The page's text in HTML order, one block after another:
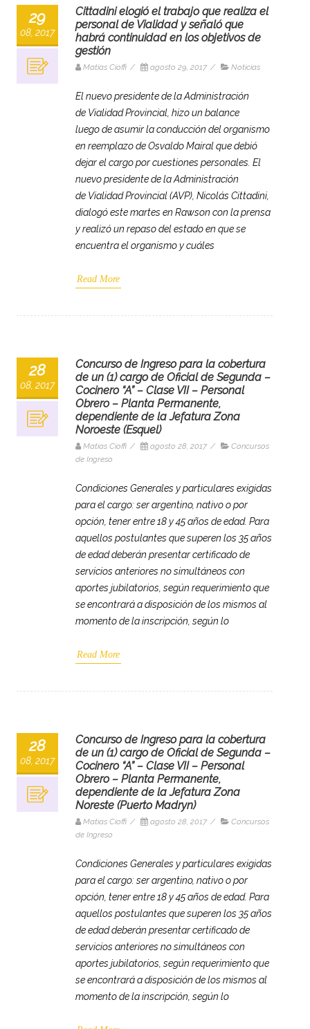
29
08, 2017
Cittadini elogió el trabajo que realiza el
personal de Vialidad y señaló que
habrá continuidad en los objetivos de
gestión
Matias Cioffi / agosto 29, 2017 / Noticias
El nuevo presidente de la Administración
de Vialidad Provincial, hizo un balance
luego de asumir la conducción del organismo
en reemplazo de Osvaldo Mairal que debió
dejar el cargo por cuestiones personales. El
nuevo presidente de la Administración
de Vialidad Provincial (AVP), Nicolás Cittadini,
dialogó este martes en Rawson con la prensa
y realizó un repaso del estado en que se
encuentra el organismo y cuáles
Read More
28
08, 2017
Concurso de Ingreso para la cobertura
de un (1) cargo de Oficial de Segunda –
Cocinero “A” – Clase VII – Personal
Obrero – Planta Permanente,
dependiente de la Jefatura Zona
Noroeste (Esquel)
Matias Cioffi / agosto 28, 2017 /
Concursos
de Ingreso
Condiciones Generales y particulares exigidas
para el cargo: ser argentino, nativo o por
opción, tener entre 18 y 45 años de edad. Para
aquellos postulantes que superen los 35 años
de edad deberán presentar certificado de
servicios anteriores no simultáneos con
aportes jubilatorios, según requerimiento que
se encontrará a disposición de los mismos al
momento de la inscripción, según lo
Read More
28
08, 2017
Concurso de Ingreso para la cobertura
de un (1) cargo de Oficial de Segunda –
Cocinero “A” – Clase VII – Personal
Obrero – Planta Permanente,
dependiente de la Jefatura Zona
Noreste (Puerto Madryn)
Matias Cioffi / agosto 28, 2017 /
Concursos
de Ingreso
Condiciones Generales y particulares exigidas
para el cargo: ser argentino, nativo o por
opción, tener entre 18 y 45 años de edad. Para
aquellos postulantes que superen los 35 años
de edad deberán presentar certificado de
servicios anteriores no simultáneos con
aportes jubilatorios, según requerimiento que
se encontrará a disposición de los mismos al
momento de la inscripción, según lo